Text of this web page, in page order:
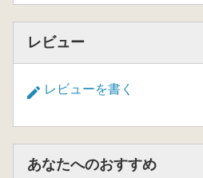
レビュー
レビューを書く
あなたへのおすすめ